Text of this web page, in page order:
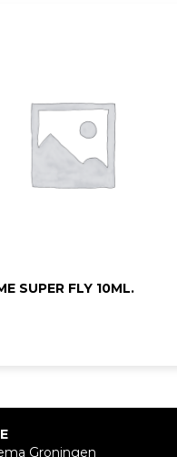
SUPER FLY 10ML.
Groningen